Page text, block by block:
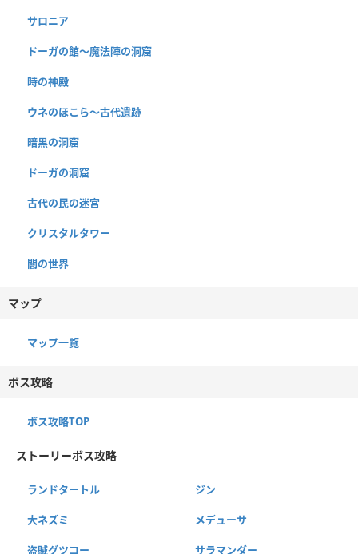
サロニア
ドーガの館〜魔法陣の洞窟
時の神殿
ウネのほこら〜古代遺跡
暗黒の洞窟
ドーガの洞窟
古代の民の迷宮
クリスタルタワー
闇の世界
マップ
マップ一覧
ボス攻略
ボス攻略TOP
ストーリーボス攻略
ランドタートル ジン
大ネズミ メデューサ
盗賊グツコー サラマンダー